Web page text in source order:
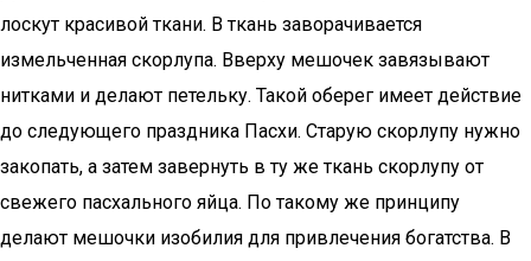
лоскут красивой ткани. В ткань заворачивается
измельченная скорлупа. Вверху мешочек завязывают
нитками и делают петельку. Такой оберег имеет действие
до следующего праздника Пасхи. Старую скорлупу нужно
закопать, а затем завернуть в ту же ткань скорлупу от
свежего пасхального яйца. По такому же принципу
делают мешочки изобилия для привлечения богатства. В